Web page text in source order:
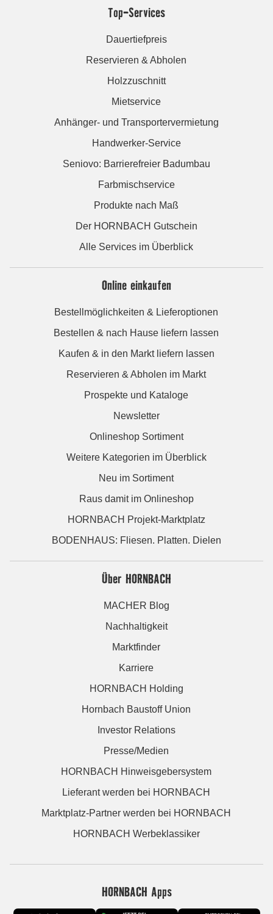
Top-Services
Dauertiefpreis
Reservieren & Abholen
Holzzuschnitt
Mietservice
Anhänger- und Transportervermietung
Handwerker-Service
Seniovo: Barrierefreier Badumbau
Farbmischservice
Produkte nach Maß
Der HORNBACH Gutschein
Alle Services im Überblick
Online einkaufen
Bestellmöglichkeiten & Lieferoptionen
Bestellen & nach Hause liefern lassen
Kaufen & in den Markt liefern lassen
Reservieren & Abholen im Markt
Prospekte und Kataloge
Newsletter
Onlineshop Sortiment
Weitere Kategorien im Überblick
Neu im Sortiment
Raus damit im Onlineshop
HORNBACH Projekt-Marktplatz
BODENHAUS: Fliesen. Platten. Dielen
Über HORNBACH
MACHER Blog
Nachhaltigkeit
Marktfinder
Karriere
HORNBACH Holding
Hornbach Baustoff Union
Investor Relations
Presse/Medien
HORNBACH Hinweisgebersystem
Lieferant werden bei HORNBACH
Marktplatz-Partner werden bei HORNBACH
HORNBACH Werbeklassiker
HORNBACH Apps